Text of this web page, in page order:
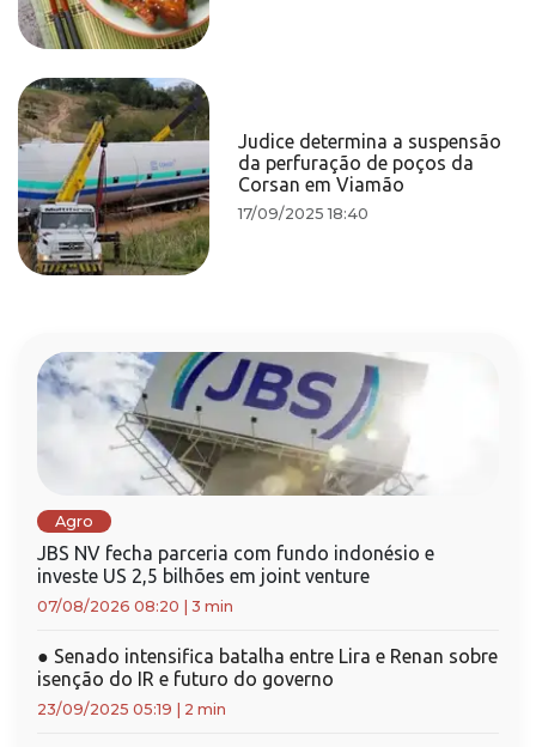
Judice determina a suspensão
da perfuração de poços da
Corsan em Viamão
17/09/2025 18:40
Agro
JBS NV fecha parceria com fundo indonésio e
investe US 2,5 bilhões em joint venture
07/08/2026 08:20 3 min
● Senado intensifica batalha entre Lira e Renan sobre
isenção do IR e futuro do governo
23/09/2025 05:19 2 min